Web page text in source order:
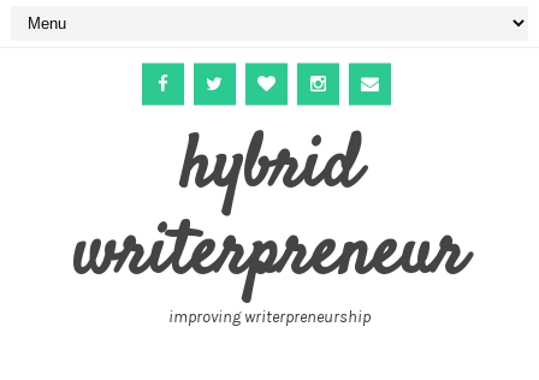
hybrid
writerpreneur
improving writerpreneurship